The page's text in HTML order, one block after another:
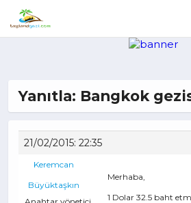
Yanıtla: Bangkok
21/02/2015: 22:35
Keremcan
Büyüktaşkın
Merhaba,
1 Dolar 32.5 baht